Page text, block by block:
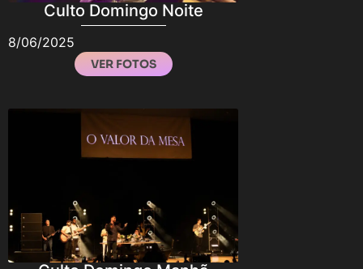
Culto Domingo Noite
8/06/2025
VER FOTOS